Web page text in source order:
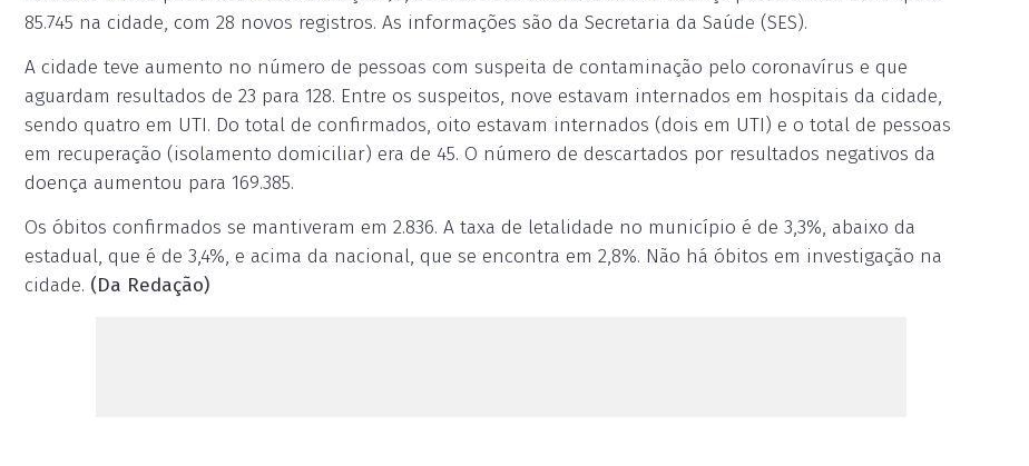
85.745 na cidade, com 28 novos registros. As informações são da Secretaria da Saúde (SES).
A cidade teve aumento no número de pessoas com suspeita de contaminação pelo coronavírus e que
aguardam resultados de 23 para 128. Entre os suspeitos, nove estavam internados em hospitais da cidade,
sendo quatro em UTI. Do total de confirmados, oito estavam internados (dois em UTI) e o total de pessoas
em recuperação (isolamento domiciliar) era de 45. O número de descartados por resultados negativos da
doença aumentou para 169.385.
Os óbitos confirmados se mantiveram em 2.836. A taxa de letalidade no município é de 3,3%, abaixo da
estadual, que é de 3,4%, e acima da nacional, que se encontra em 2,8%. Não há óbitos em investigação na
cidade. (Da Redação)